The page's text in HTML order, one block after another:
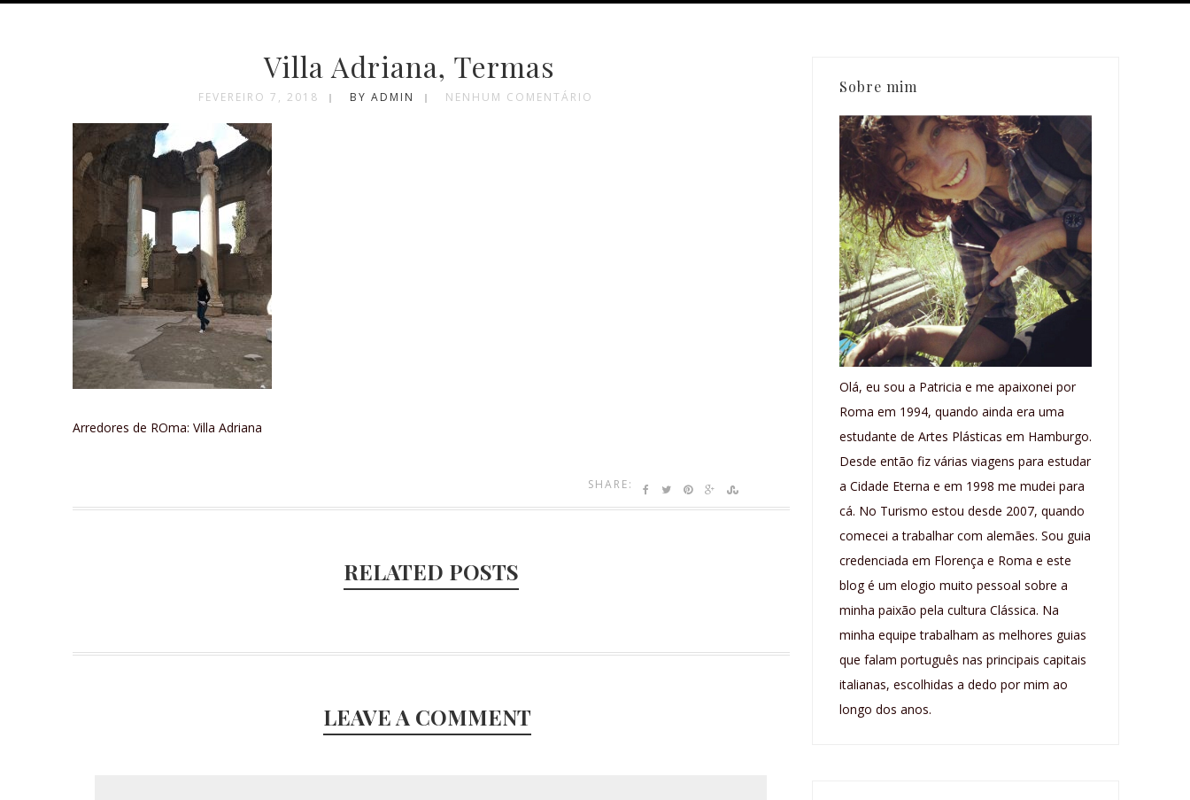
Villa Adriana, Termas
FEVEREIRO 7, 2018 BY ADMIN NENHUM COMENTÁRIO
Arredores de ROma: Villa Adriana
SHARE:
RELATED POSTS
LEAVE A COMMENT
Sobre mim
Olá, eu sou a Patricia e me apaixonei por
Roma em 1994, quando ainda era uma
estudante de Artes Plásticas em Hamburgo.
Desde então fiz várias viagens para estudar
a Cidade Eterna e em 1998 me mudei para
cá. No Turismo estou desde 2007, quando
comecei a trabalhar com alemães. Sou guia
credenciada em Florença e Roma e este
blog é um elogio muito pessoal sobre a
minha paixão pela cultura Clássica. Na
minha equipe trabalham as melhores guias
que falam português nas principais capitais
italianas, escolhidas a dedo por mim ao
longo dos anos.